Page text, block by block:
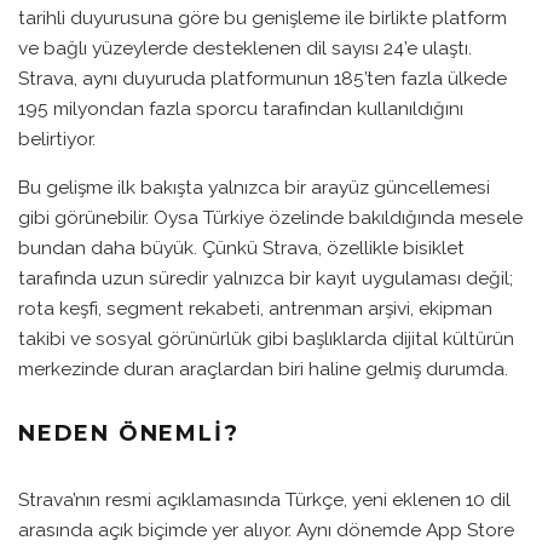
tarihli duyurusuna göre bu genişleme ile birlikte platform
ve bağlı yüzeylerde desteklenen dil sayısı 24’e ulaştı.
Strava, aynı duyuruda platformunun 185’ten fazla ülkede
195 milyondan fazla sporcu tarafından kullanıldığını
belirtiyor.
Bu gelişme ilk bakışta yalnızca bir arayüz güncellemesi
gibi görünebilir. Oysa Türkiye özelinde bakıldığında mesele
bundan daha büyük. Çünkü Strava, özellikle bisiklet
tarafında uzun süredir yalnızca bir kayıt uygulaması değil;
rota keşfi, segment rekabeti, antrenman arşivi, ekipman
takibi ve sosyal görünürlük gibi başlıklarda dijital kültürün
merkezinde duran araçlardan biri haline gelmiş durumda.
NEDEN ÖNEMLI?
Strava’nın resmi açıklamasında Türkçe, yeni eklenen 10 dil
arasında açık biçimde yer alıyor. Aynı dönemde App Store